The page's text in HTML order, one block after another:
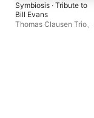
Symbiosis · Tribute to
Bill Evans
Thomas Clausen Trio、